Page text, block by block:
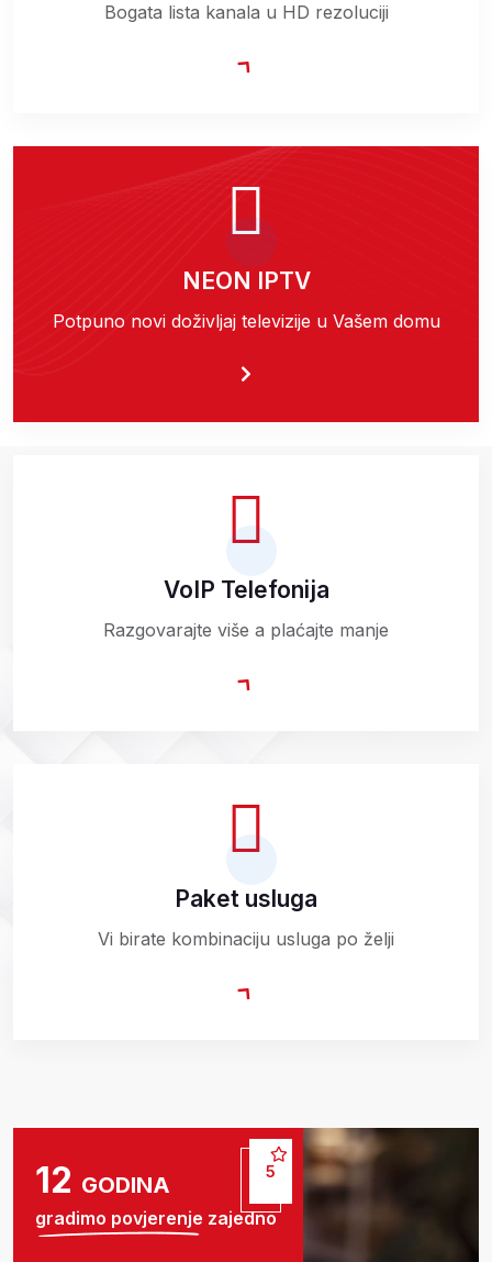
Bogata lista kanala u HD rezoluciji
NEON IPTV
Potpuno novi doživljaj televizije u Vašem domu
VoIP Telefonija
Razgovarajte više a plaćajte manje
Paket usluga
Vi birate kombinaciju usluga po želji
15 GODINA
gradimo povjerenje zajedno
5